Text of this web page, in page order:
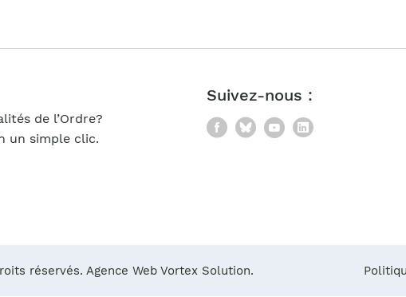
de l’Ordre?
un simple clic.
Suivez-nous :
Facebook
BlueskyYouTube
LinkedIn
réservés. Agence Web Vortex Solution.